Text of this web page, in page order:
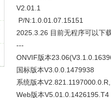
V2.01.1
P/N:1.0.01.07.15151
2025.3.26 目前无程序可以下
---
ONVIF版本
国标版本V3.0.0.1479938
系统版本
Web版本V5.01.0.1426195.T4